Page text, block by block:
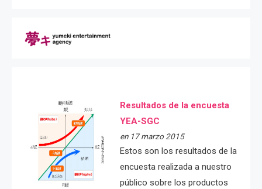
Resultados de la encuesta
YEA-SGC
en 17 marzo 2015
Estos son los resultados de la
encuesta realizada a nuestro
público sobre los productos